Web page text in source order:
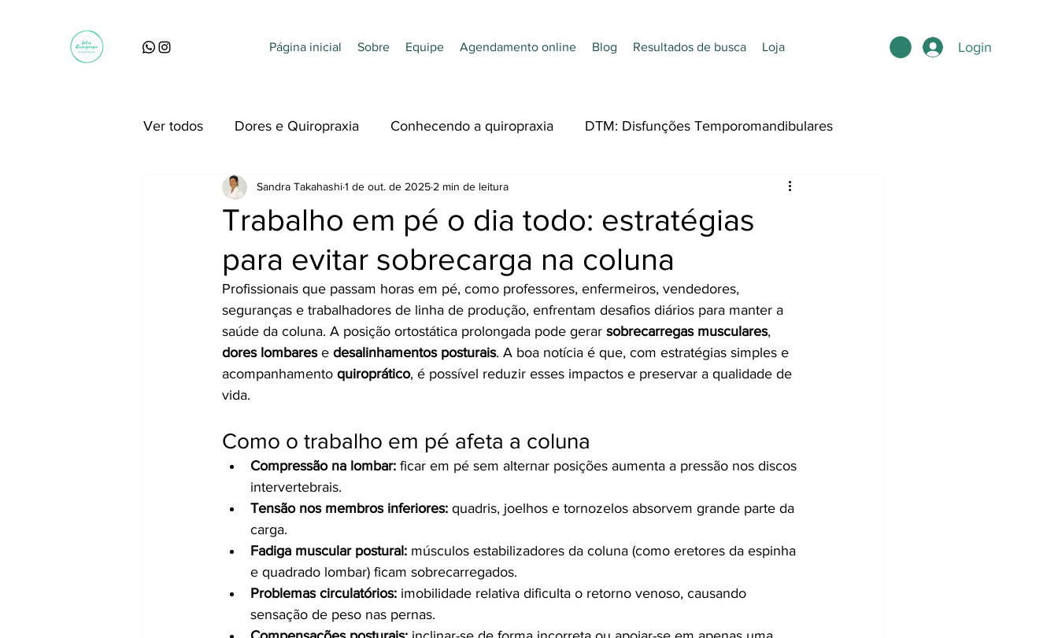
Página inicial Sobre Equipe Agendamento online Blog Resultados de busca Loja Login
Ver todos Dores e Quiropraxia Conhecendo a quiropraxia DTM: Disfunções Temporomandibulares
Perguntas, dúvidas e curiosidades Nutrição Quiropraxia e Esporte
Trabalho em pé o dia todo: estratégias
para evitar sobrecarga na coluna
Sandra Takahashi1 de out. de 2025 2 min de leitura
Profissionais que passam horas em pé, como professores, enfermeiros, vendedores,
seguranças e trabalhadores de linha de produção, enfrentam desafios diários para manter a
saúde da coluna. A posição ortostática prolongada pode gerar sobrecarregas musculares,
dores lombares e desalinhamentos posturais. A boa notícia é que, com estratégias simples e
acompanhamento quiroprático, é possível reduzir esses impactos e preservar a qualidade de
vida.
Como o trabalho em pé afeta a coluna
Compressão na lombar: ficar em pé sem alternar posições aumenta a pressão nos discos
intervertebrais.
Tensão nos membros inferiores: quadris, joelhos e tornozelos absorvem grande parte da
carga.
Fadiga muscular postural: músculos estabilizadores da coluna (como eretores da espinha
e quadrado lombar) ficam sobrecarregados.
Problemas circulatórios: imobilidade relativa dificulta o retorno venoso, causando
sensação de peso nas pernas.